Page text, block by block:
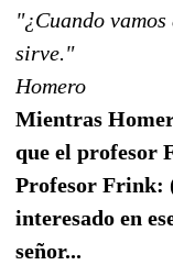
"¿Cuando
sirve."
Homero
Mientras
que el profesor
Profesor Frink:
interesado en
señor...